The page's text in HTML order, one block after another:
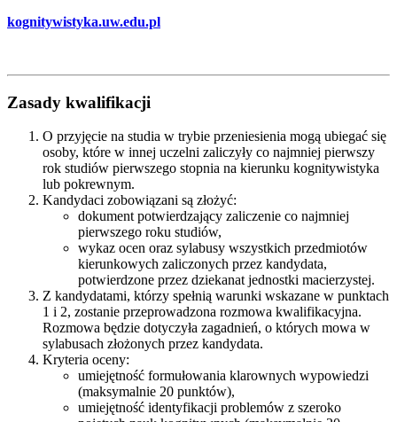
kognitywistyka.uw.edu.pl
Zasady kwalifikacji
O przyjęcie na studia w trybie przeniesienia mogą ubiegać się
osoby, które w innej uczelni zaliczyły co najmniej pierwszy
rok studiów pierwszego stopnia na kierunku kognitywistyka
lub pokrewnym.
Kandydaci zobowiązani są złożyć:
dokument potwierdzający zaliczenie co najmniej
pierwszego roku studiów,
wykaz ocen oraz sylabusy wszystkich przedmiotów
kierunkowych zaliczonych przez kandydata,
potwierdzone przez dziekanat jednostki macierzystej.
Z kandydatami, którzy spełnią warunki wskazane w punktach
1 i 2, zostanie przeprowadzona rozmowa kwalifikacyjna.
Rozmowa będzie dotyczyła zagadnień, o których mowa w
sylabusach złożonych przez kandydata.
Kryteria oceny:
umiejętność formułowania klarownych wypowiedzi
(maksymalnie 20 punktów),
umiejętność identyfikacji problemów z szeroko